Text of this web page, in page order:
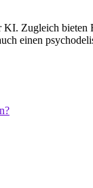
Zugleich
einen